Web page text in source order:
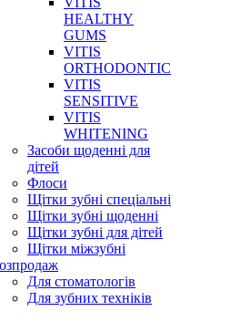
HEALTHY
GUMS
VITIS
ORTHODONTIC
VITIS
SENSITIVE
VITIS
WHITENING
Засоби щоденні для
дітей
Флоси
Щітки зубні спеціальні
Щітки зубні щоденні
Щітки зубні для дітей
Щітки міжзубні
Для стоматологів
Для зубних техніків